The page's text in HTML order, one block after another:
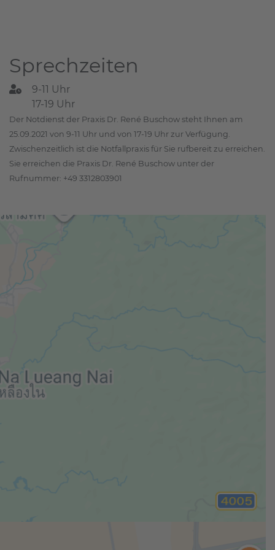
Sprechzeiten
9-11 Uhr
17-19 Uhr
Der Notdienst der Praxis Dr. René Buschow steht Ihnen am
25.09.2021 von 9-11 Uhr und von 17-19 Uhr zur Verfügung.
Zwischenzeitlich ist die Notfallpraxis für Sie rufbereit zu erreichen.
Sie erreichen die Praxis Dr. René Buschow unter der
Rufnummer: +49 3312803901